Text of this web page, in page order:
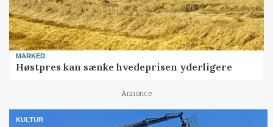
MARKED
Høstpres kan sænke hvedeprisen yderligere
Annonce
KULTUR